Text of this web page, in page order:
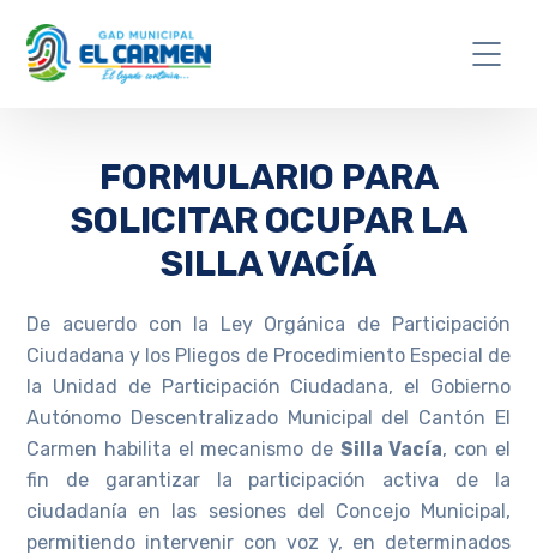
FORMULARIO PARA
SOLICITAR OCUPAR LA
SILLA VACÍA
De acuerdo con la Ley Orgánica de Participación
Ciudadana y los Pliegos de Procedimiento Especial de
la Unidad de Participación Ciudadana, el Gobierno
Autónomo Descentralizado Municipal del Cantón El
Carmen habilita el mecanismo de Silla Vacía, con el
fin de garantizar la participación activa de la
ciudadanía en las sesiones del Concejo Municipal,
permitiendo intervenir con voz y, en determinados